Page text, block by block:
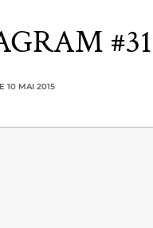
#31
10 MAI 2015